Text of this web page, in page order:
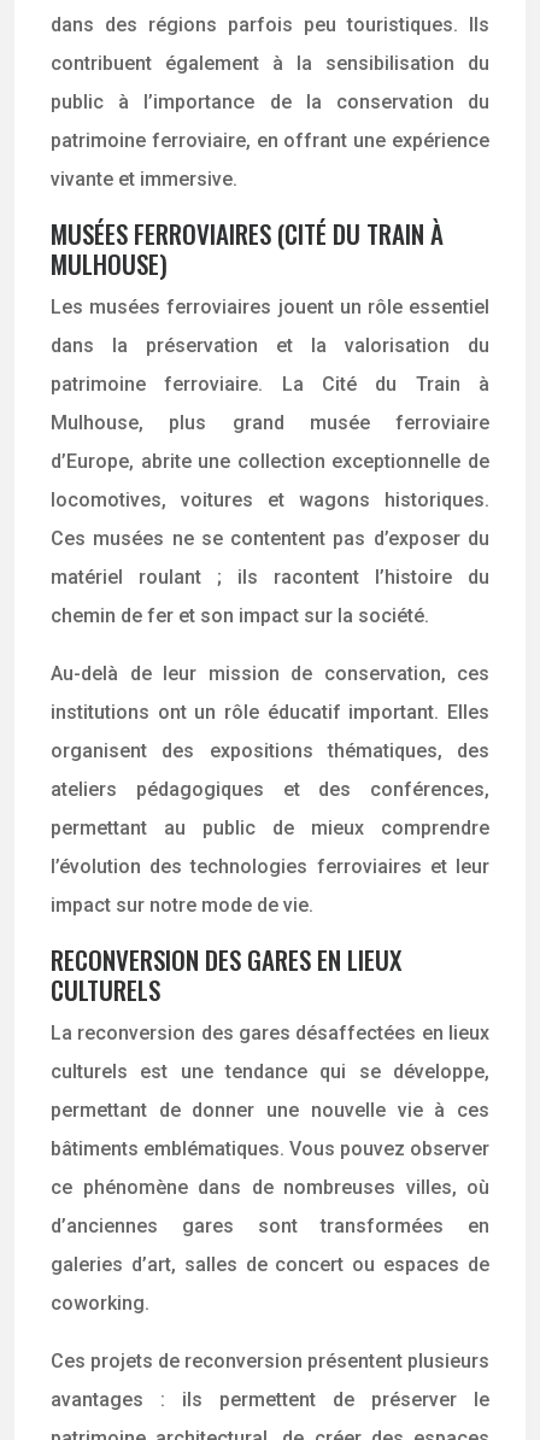
dans des régions parfois peu touristiques. Ils
contribuent également à la sensibilisation du
public à l’importance de la conservation du
patrimoine ferroviaire, en offrant une expérience
vivante et immersive.
MUSÉES FERROVIAIRES (CITÉ DU TRAIN À
MULHOUSE)
Les musées ferroviaires jouent un rôle essentiel
dans la préservation et la valorisation du
patrimoine ferroviaire. La Cité du Train à
Mulhouse, plus grand musée ferroviaire
d’Europe, abrite une collection exceptionnelle de
locomotives, voitures et wagons historiques.
Ces musées ne se contentent pas d’exposer du
matériel roulant ; ils racontent l’histoire du
chemin de fer et son impact sur la société.
Au-delà de leur mission de conservation, ces
institutions ont un rôle éducatif important. Elles
organisent des expositions thématiques, des
ateliers pédagogiques et des conférences,
permettant au public de mieux comprendre
l’évolution des technologies ferroviaires et leur
impact sur notre mode de vie.
RECONVERSION DES GARES EN LIEUX
CULTURELS
La reconversion des gares désaffectées en lieux
culturels est une tendance qui se développe,
permettant de donner une nouvelle vie à ces
bâtiments emblématiques. Vous pouvez observer
ce phénomène dans de nombreuses villes, où
d’anciennes gares sont transformées en
galeries d’art, salles de concert ou espaces de
coworking.
Ces projets de reconversion présentent plusieurs
avantages : ils permettent de préserver le